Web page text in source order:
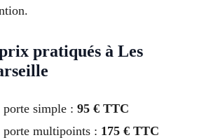
pratiqués à Les
porte simple : 95 € TTC
porte multipoints : 175 € TTC